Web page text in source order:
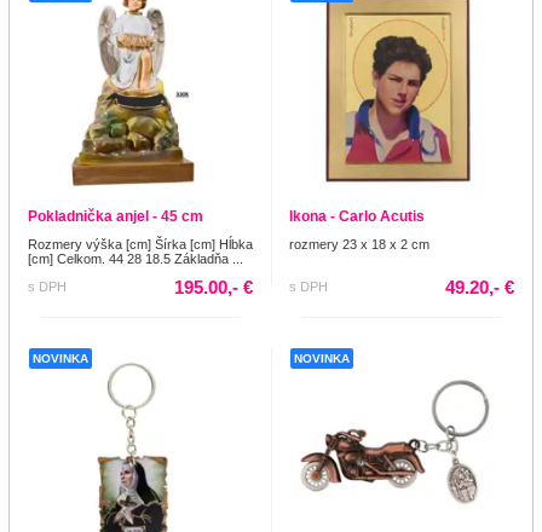
Pokladnička anjel - 45 cm
Rozmery výška [cm] Šírka [cm] Hĺbka
[cm] Celkom. 44 28 18.5 Základňa ...
s DPH
195.00,- €
Ikona - Carlo Acutis
rozmery 23 x 18 x 2 cm
s DPH 49.20,- €
NOVINKA NOVINKA